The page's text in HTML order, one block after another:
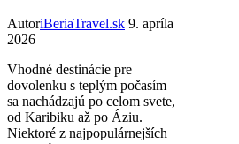
AutoriBeriaTravel.sk 9. apríla
2026
Vhodné destinácie pre
dovolenku s teplým počasím
sa nachádzajú po celom svete,
od Karibiku až po Áziu.
Niektoré z najpopulárnejších